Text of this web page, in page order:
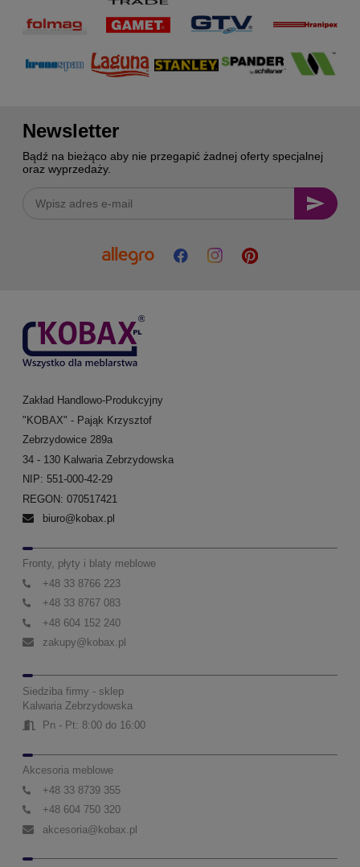
Newsletter
Bądź na bieżąco aby nie przegapić żadnej oferty specjalnej
oraz wyprzedaży.
Zakład Handlowo-Produkcyjny
"KOBAX" - Pająk Krzysztof
Zebrzydowice 289a
34 - 130 Kalwaria Zebrzydowska
NIP: 551-000-42-29
REGON: 070517421
biuro@kobax.pl
Fronty, płyty i blaty meblowe
+48 33 8766 223
+48 33 8767 083
+48 604 152 240
zakupy@kobax.pl
Siedziba firmy - sklep
Kalwaria Zebrzydowska
Pn - Pt: 8:00 do 16:00
Akcesoria meblowe
+48 33 8739 355
+48 604 750 320
akcesoria@kobax.pl